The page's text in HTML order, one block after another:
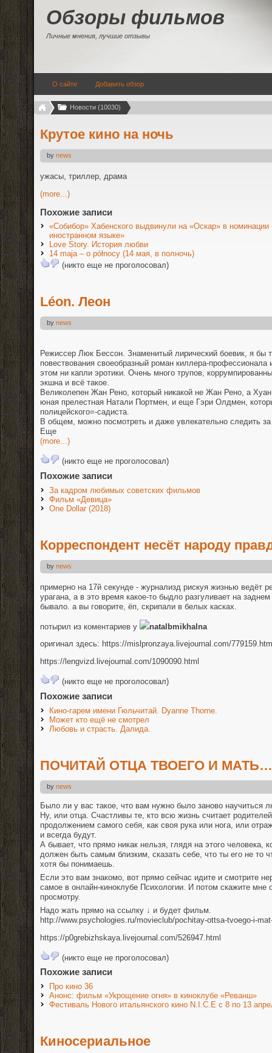
Обзоры фильмов
Личные мнения, лучшие отзывы
О сайте Добавить обзор
Новости (10030)
Крутое кино на ночь
by news
ужасы, триллер, драма
(more...)
Похожие записи
«Собибор» Хабенского выдвинули на «Оскар» в
иностранном языке»
Love Story. История любви
14 maja – o północy (14 мая, в полночь)
(никто еще не проголосовал)
Léon. Леон
by news
Режиссер Люк Бессон. Знаменитый лирический боевик, я бы
повествования своеобразный роман киллера-профессионала
этом ни капли эротики. Очень много трупов,
экшна и всё такое.
Великолепен Жан Рено, который никакой не Жан Рено, а
юная прелестная Натали Портмен, и еще Гэри Олдмен,
полицейского=-садиста.
В общем, можно посмотреть и даже увлекательно следить
Еще
(more...)
(никто еще не проголосовал)
Похожие записи
За кадром любимых советских фильмов
Фильм «Девица»
One Dollar (2018)
Корреспондент несёт народу
by news
примерно на 17й секунде - журнализд рискуя жизнью ведёт
урагана, а в это время какое-то быдло разгуливает на
бывало. а вы говорите, ёп, скрипали в белых касках.
потырил из коментариев у
natalbmikhalna
оригинал здесь: https://mislpronzaya.livejournal.com/
https://lengvizd.livejournal.com/1090090.html
(никто еще не проголосовал)
Похожие записи
Кино-гарем имени Гюльчитай. Dyanne Thorne.
Может кто ещё не смотрел
Любовь и страсть. Далида.
ПОЧИТАЙ ОТЦА ТВОЕГО И
by news
Было ли у вас такое, что вам нужно было заново научиться
Ну, или отца. Счастливы те, кто всю жизнь считает
продолжением самого себя, как своя рука или нога, или
и всегда будут.
А бывает, что прямо никак нельзя, глядя на этого человека,
должен быть самым близким, сказать себе, что ты его не то
хотя бы понимаешь.
Если это вам знакомо, вот прямо сейчас идите и смотрите
самое в онлайн-киноклубе Психологии. И потом скажите мне
просмотру.
Надо жать прямо на ссылку ↓ и будет фильм.
http://www.psychologies.ru/movieclub/pochitay-ottsa-tvoego-i-
https://p0grebizhskaya.livejournal.com/526947.html
(никто еще не проголосовал)
Похожие записи
Про кино 36
Анонс: фильм «Укрощение огня» в киноклубе «Реванш»
Фестиваль Нового итальянского кино N.I.C.E с 8 по 13
Киносериальное